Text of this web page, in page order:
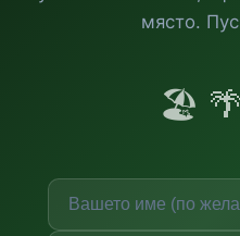
място.
🏖️